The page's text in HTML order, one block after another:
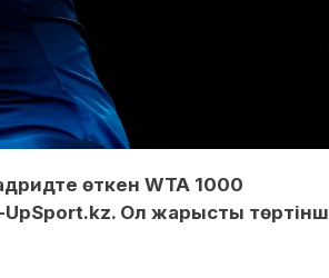
өткен WTA 1000
UpSport.kz. Ол жарысты